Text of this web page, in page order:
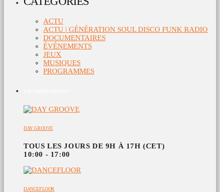
ACTU
ACTU | GÉNÉRATION SOUL DISCO FUNK RADIO
DOCUMENTAIRES
ÉVÉNEMENTS
JEUX
MUSIQUES
PROGRAMMES
DAY GROOVE
TOUS LES JOURS DE 9H À 17H (CET)
10:00 - 17:00
DANCEFLOOR